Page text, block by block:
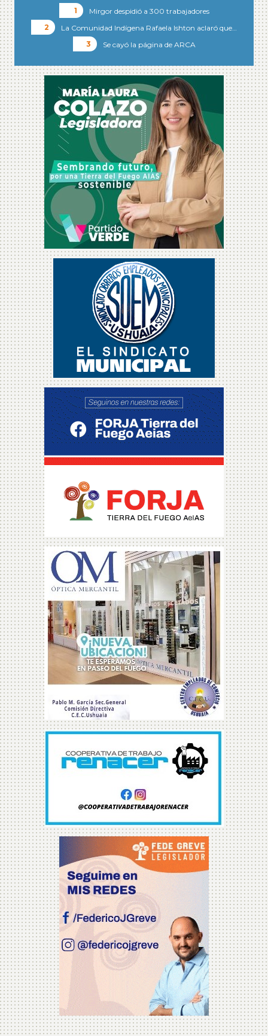
Mirgor despidió a 300 trabajadores
La Comunidad Indígena Rafaela Ishton aclaró que…
Se cayó la página de ARCA